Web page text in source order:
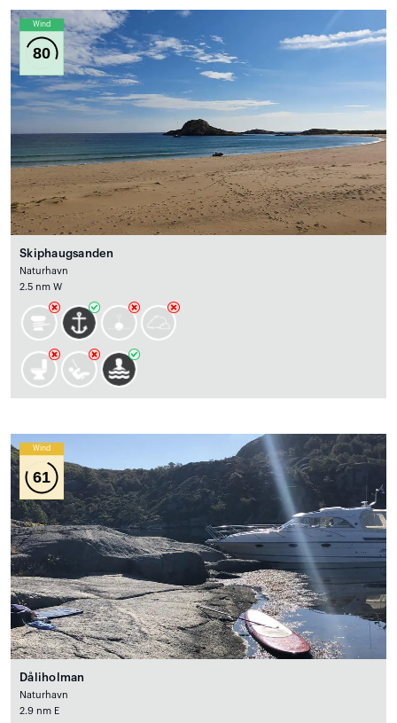
Wind
80
Skiphaugsanden
Naturhavn
2.5 nm W
Wind
61
Dåliholman
Naturhavn
2.9 nm E